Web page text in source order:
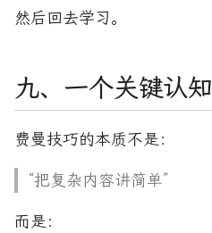
然后回去学习。
九、一个关键认知
费曼技巧的本质不是：
“把复杂内容讲简单”
而是：